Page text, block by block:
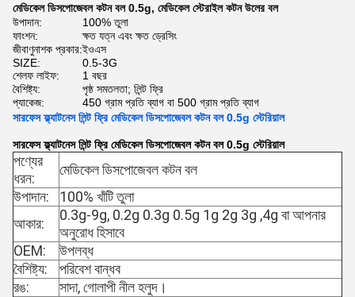
মেডিকেল ডিসপোজেবল কটন বল 0.5g, মেডিকেল স্টেরাইল কটন উলের বল
উপাদান:
100% তুলা
ফাংশন:
ক্ষত যত্ন এবং ক্ষত ড্রেসিং
জীবাণুনাশক প্রকার:ইওএস
SIZE:
0.5-3G
শেলফ লাইফ:
1 বছর
বৈশিষ্ট্য:
পৃষ্ঠ সমতলতা; লিন্ট ফ্রি
প্যাকেজ:
450 গ্রাম প্রতি ব্যাগ বা 500 গ্রাম প্রতি ব্যাগ
সারফেস ফ্ল্যাটনেস লিন্ট ফ্রি মেডিকেল ডিসপোজেবল কটন বল 0.5g স্টেরিয়াল
সারফেস ফ্ল্যাটনেস লিন্ট ফ্রি মেডিকেল ডিসপোজেবল কটন বল 0.5g স্টেরিয়াল
পণ্যের
ধরন:
মেডিকেল ডিসপোজেবল কটন বল
উপাদান:
100% খাঁটি তুলা
আকার:
0.3g-9g, 0.2g 0.3g 0.5g 1g 2g 3g ,4g বা আপনার
অনুরোধ হিসাবে
OEM:
উপলব্ধ
বৈশিষ্ট্য:
পরিবেশ বান্ধব
রঙ:
সাদা, গোলাপী নীল হলুদ।